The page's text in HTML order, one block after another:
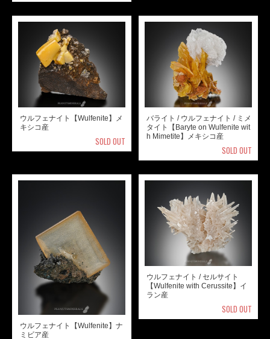
ウルフェナイト【Wulfenite】メ
キシコ産
SOLD OUT
バライト / ウルフェナイト / ミメ
タイト【Baryte on Wulfenite wit
h Mimetite】メキシコ産
SOLD OUT
ウルフェナイト【Wulfenite】ナ
ミビア産
ウルフェナイト / セルサイト
【Wulfenite with Cerussite】イ
ラン産
SOLD OUT